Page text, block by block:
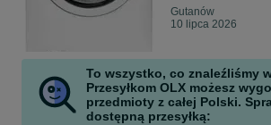
Gutanów
10 lipca 2026
To wszystko, co znaleźliśmy
Przesyłkom OLX możesz
przedmioty z całej Polski.
dostępną przesyłką: